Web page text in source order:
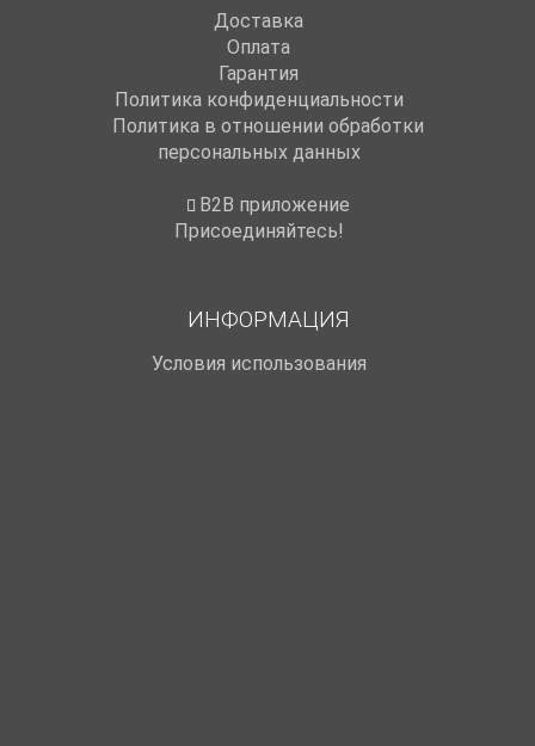
Доставка
Оплата
Гарантия
Политика конфиденциальности
Политика в отношении обработки
персональных данных
B2B приложение
Присоединяйтесь!
ИНФОРМАЦИЯ
Условия использования